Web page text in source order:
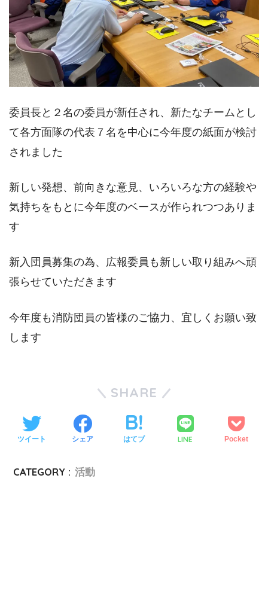
委員長と２名の委員が新任され、新たなチームとし
て各方面隊の代表７名を中心に今年度の紙面が検討
されました
新しい発想、前向きな意見、いろいろな方の経験や
気持ちをもとに今年度のベースが作られつつありま
す
新入団員募集の為、広報委員も新しい取り組みへ頑
張らせていただきます
今年度も消防団員の皆様のご協力、宜しくお願い致
します
SHARE
ツイート シェア はてブ LINE Pocket
CATEGORY : 活動